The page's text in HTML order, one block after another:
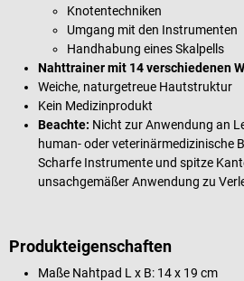
Knotentechniken
Umgang mit den Instrumenten
Handhabung eines Skalpells
Nahttrainer mit 14 verschiedenen
Weiche, naturgetreue Hautstruktur
Kein Medizinprodukt
Beachte: Nicht zur Anwendung an
human- oder veterinärmedizinische
Scharfe Instrumente und spitze
unsachgemäßer Anwendung zu
Produkteigenschaften
Maße Nahtpad L x B: 14 x 19 cm